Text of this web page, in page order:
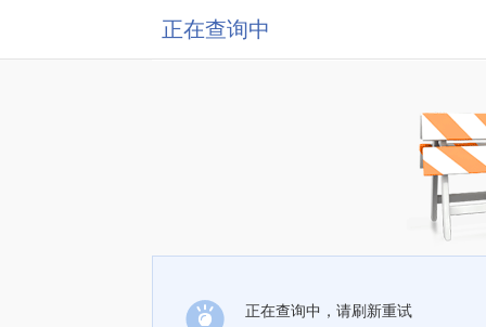
正在查询中
正在查询中，请刷新重试